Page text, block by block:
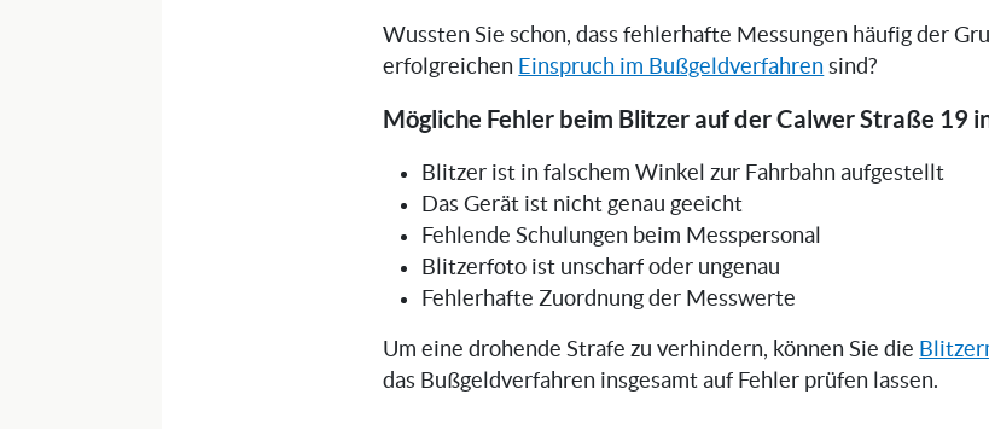
Wussten Sie schon, dass fehlerhafte Messungen häufig der
erfolgreichen Einspruch im Bußgeldverfahren sind?
Mögliche Fehler beim Blitzer auf der Calwer Straße 19
Blitzer ist in falschem Winkel zur Fahrbahn aufgestellt
Das Gerät ist nicht genau geeicht
Fehlende Schulungen beim Messpersonal
Blitzerfoto ist unscharf oder ungenau
Fehlerhafte Zuordnung der Messwerte
Um eine drohende Strafe zu verhindern, können Sie die
das Bußgeldverfahren insgesamt auf Fehler prüfen lassen.